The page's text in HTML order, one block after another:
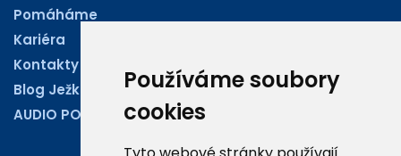
Používáme soubory
cookies
Pomáháme
Kariéra
Kontakty
Blog Ježkoviny
AUDIO PODCASTY